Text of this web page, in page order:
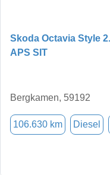
Skoda Octavia Style
APS SIT
Bergkamen, 59192
106.630 km Diesel